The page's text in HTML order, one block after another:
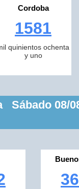
Cordoba
1581
quinientos ochenta
y uno
Sábado 08/